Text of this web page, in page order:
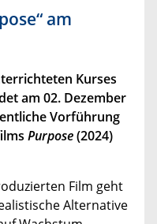
am
Kurses
am 02. Dezember
Vorführung
Purpose(2024)
Film geht
Alternative